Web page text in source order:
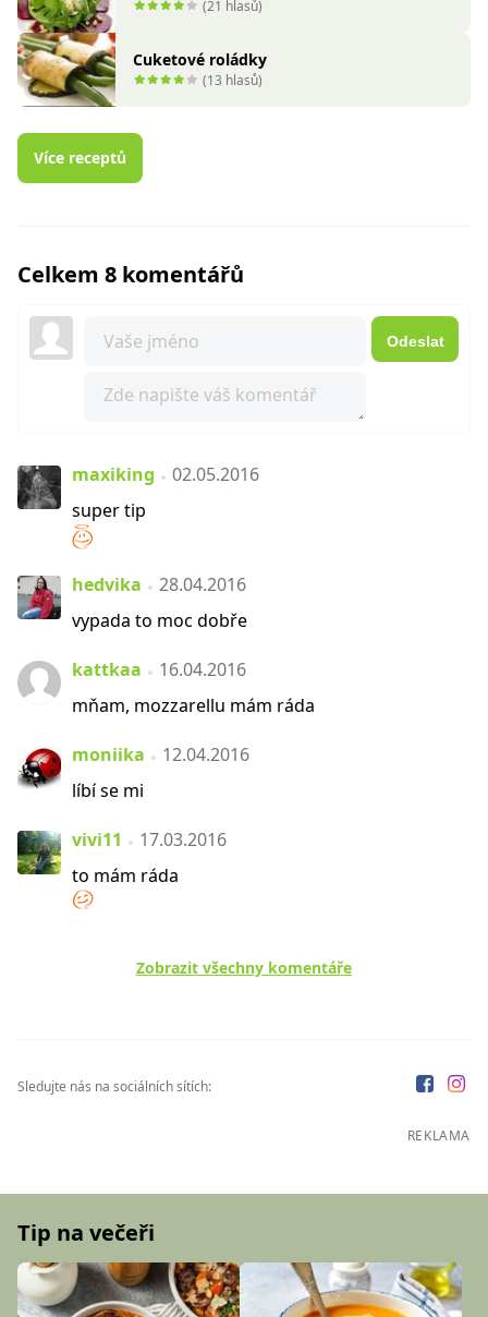
(21 hlasů)
Cuketové roládky
(13 hlasů)
Více receptů
Celkem 8 komentářů
Odeslat
maxiking
02.05.2016
super tip
hedvika
28.04.2016
vypada to moc dobře
kattkaa
16.04.2016
mňam, mozzarellu mám ráda
moniika
12.04.2016
líbí se mi
vivi11
17.03.2016
to mám ráda
Zobrazit všechny komentáře
Sledujte nás na sociálních sítích:
REKLAMA
Tip na večeři